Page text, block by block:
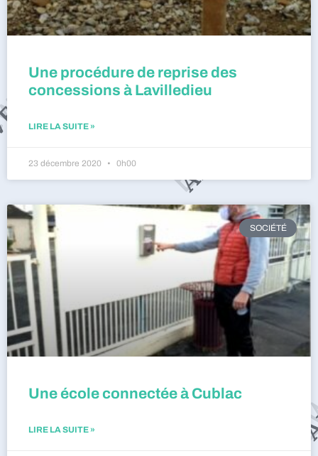
Une procédure de reprise des
concessions à Lavilledieu
LIRE LA SUITE »
23 décembre 2020 0h00
SOCIÉTÉ
Une école connectée à Cublac
LIRE LA SUITE »